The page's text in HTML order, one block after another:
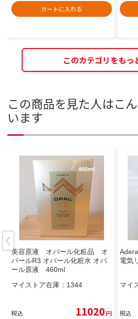
カートに入れる
このカテゴリをもっ
この商品を見た人はこ
います
美容原液 オパール化粧品 オ
パールR3 オパール化粧水 オパ
ール原液 460ml
マイストア在庫： 1344
税込 11020円
電気
マイ
税込